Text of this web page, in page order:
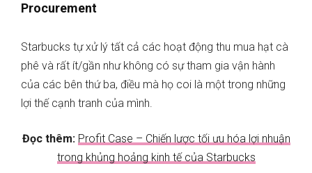
Procurement
Starbucks tự xử lý tất cả các hoạt động thu mua hạt cà
phê và rất ít/gần như không có sự tham gia vận hành
của các bên thứ ba, điều mà họ coi là một trong những
lợi thế cạnh tranh của mình.
Đọc thêm: Profit Case – Chiến lược tối ưu hóa lợi nhuận
trong khủng hoảng kinh tế của Starbucks